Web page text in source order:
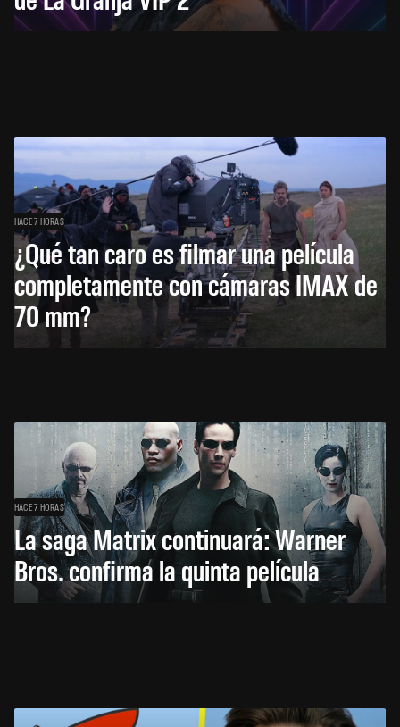
HACE 7 HORAS
¿Qué tan caro es filmar una película
completamente con cámaras IMAX de
70 mm?
HACE 7 HORAS
La saga Matrix continuará: Warner
Bros. confirma la quinta película